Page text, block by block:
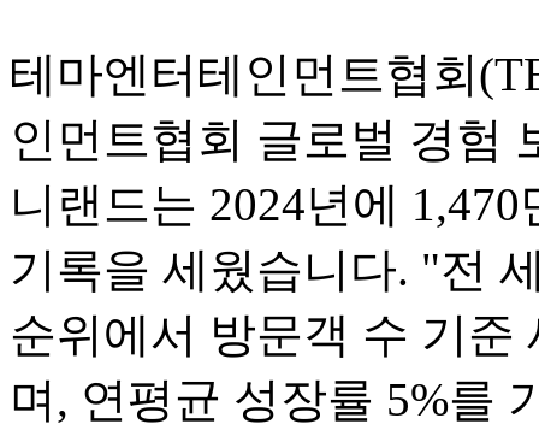
테마엔터테인먼트협회
인먼트협회 글로벌 경험
니랜드는 2024년에
기록을 세웠습니다. "전
순위에서 방문객 수 기준
며, 연평균 성장률 5%를